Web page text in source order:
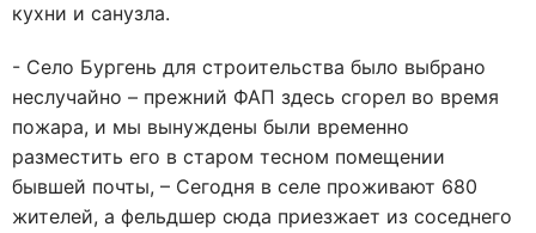
кухни и санузла.
- Село Бургень для строительства было выбрано
неслучайно – прежний ФАП здесь сгорел во время
пожара, и мы вынуждены были временно
разместить его в старом тесном помещении
бывшей почты, – Сегодня в селе проживают 680
жителей, а фельдшер сюда приезжает из соседнего